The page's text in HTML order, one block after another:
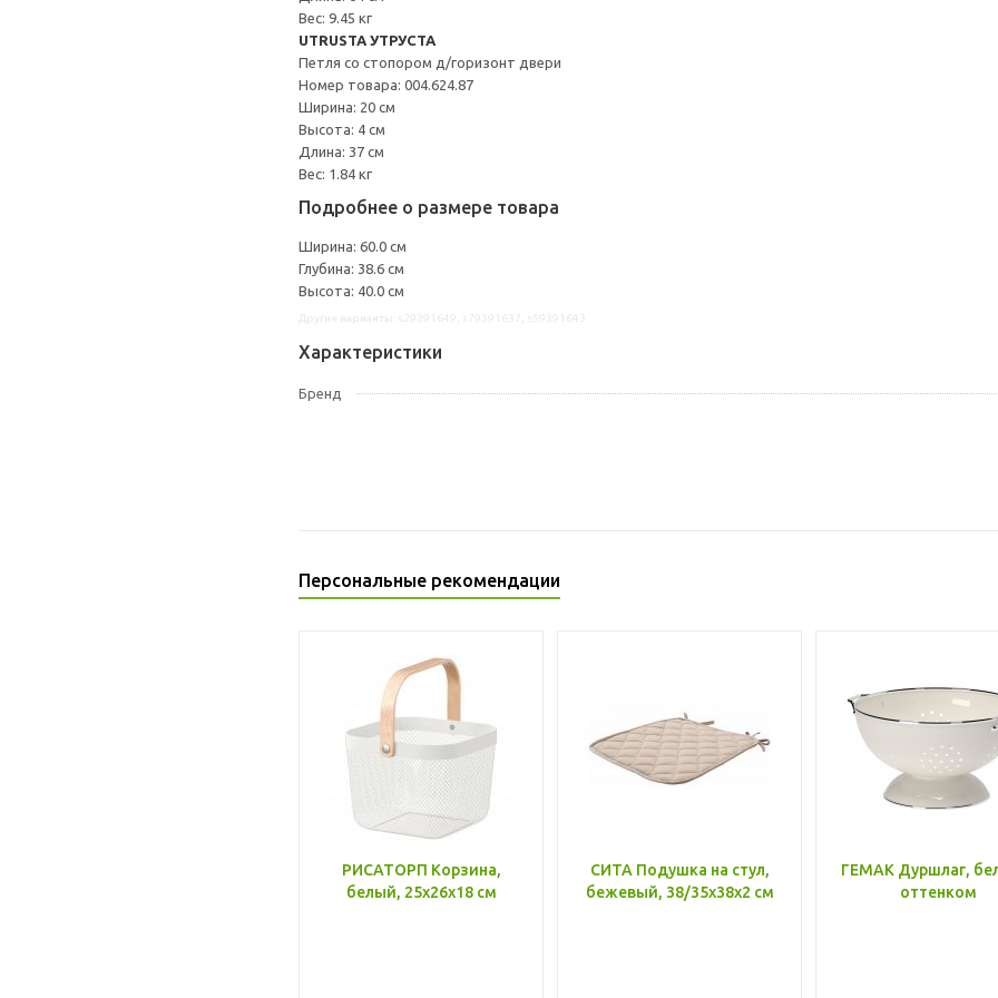
Вес: 9.45 кг
UTRUSTA УТРУСТА
Петля со стопором д/горизонт двери
Номер товара: 004.624.87
Ширина: 20 см
Высота: 4 см
Длина: 37 см
Вес: 1.84 кг
Подробнее о размере товара
Ширина: 60.0 см
Глубина: 38.6 см
Высота: 40.0 см
Характеристики
Бренд
Персональные рекомендации
РИСАТОРП Корзина,
белый, 25x26x18 см
СИТА Подушка на стул,
бежевый, 38/35x38x2 см
ГЕМАК Дуршлаг,
оттенком